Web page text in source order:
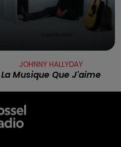
JOHNNY HALLYDAY
La Musique Que J'aime